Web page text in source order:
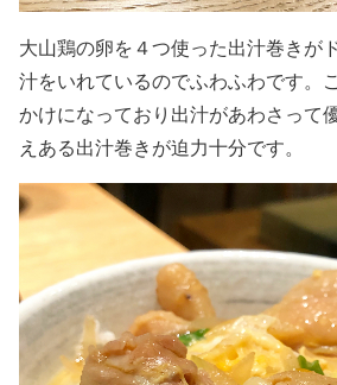
大山鶏の卵を４つ使った出汁巻きが
汁をいれているのでふわふわです。
かけになっており出汁があわさって
えある出汁巻きが迫力十分です。